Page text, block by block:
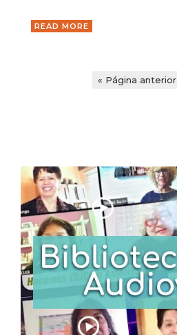
READ MORE
« Página anterior